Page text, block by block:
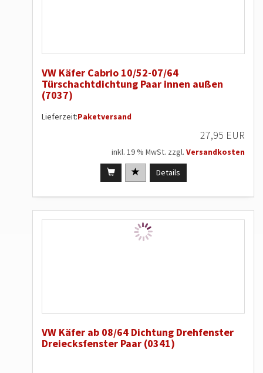
VW Käfer Cabrio 10/52-07/64
Türschachtdichtung Paar innen außen
(7037)
Lieferzeit:Paketversand
27,95 EUR
inkl. 19 % MwSt. zzgl. Versandkosten
Details
VW Käfer ab 08/64 Dichtung Drehfenster
Dreiecksfenster Paar (0341)